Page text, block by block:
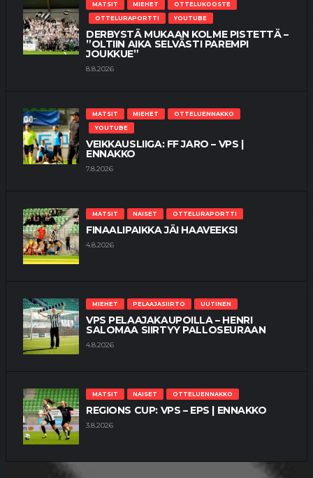
MATSIT MIEHET
OTTELUKOOSTE
OTTELURAPORTTI
YOUTUBE
DERBYSTÄ MUKAAN KOLME PISTETTÄ –
”OLTIIN AIKA SELVÄSTI PAREMPI
JOUKKUE”
8.8.2026
MATSIT MIEHET
OTTELUENNAKKO
YOUTUBE
VEIKKAUSLIIGA: FF JARO – VPS |
ENNAKKO
7.8.2026
MATSIT NAISET OTTELURAPORTTI
FINAALIPAIKKA JÄI HAAVEEKSI
4.8.2026
MIEHET PELAAJASIIRTO UUTINEN
VPS PELAAJAKAUPOILLA – HENRI
SALOMAA SIIRTYY PALLOSEURAAN
4.8.2026
MATSIT NAISET OTTELUENNAKKO
REGIONS CUP: VPS – EPS | ENNAKKO
3.8.2026